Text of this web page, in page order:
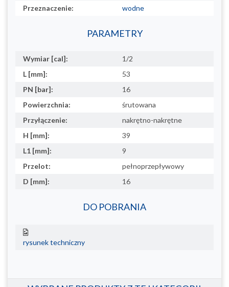
Przeznaczenie:
wodne
PARAMETRY
Wymiar [cal]:
1/2
L [mm]:
53
PN [bar]:
16
Powierzchnia:
śrutowana
Przyłączenie:
nakrętno-nakrętne
H [mm]:
39
L1 [mm]:
9
Przelot:
pełnoprzepływowy
D [mm]:
16
DO POBRANIA
rysunek techniczny